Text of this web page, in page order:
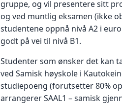
gruppe, og vil presentere sitt
og ved muntlig eksamen (ikke
studentene oppnå nivå A2 i
godt på vei til nivå B1.
Studenter som ønsker det kan
ved Samisk høyskole i
studiepoeng (forutsetter 80%
arrangerer SAAL1 – samisk